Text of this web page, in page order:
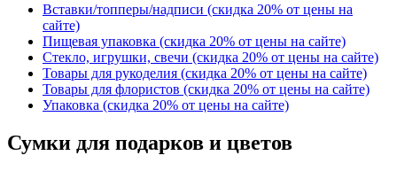
Вставки/топперы/надписи (скидка 20% от цены на
сайте)
Пищевая упаковка (скидка 20% от цены на сайте)
Стекло, игрушки, свечи (скидка 20% от цены на сайте)
Товары для рукоделия (скидка 20% от цены на сайте)
Товары для флористов (скидка 20% от цены на сайте)
Упаковка (скидка 20% от цены на сайте)
Сумки для подарков и цветов